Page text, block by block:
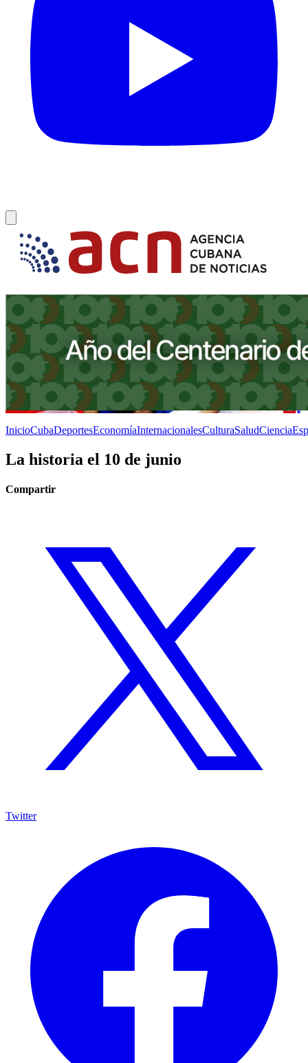
InicioCubaDeportesEconomíaInternacionalesCulturaSaludCiencia
La historia el 10 de junio
Compartir
Twitter